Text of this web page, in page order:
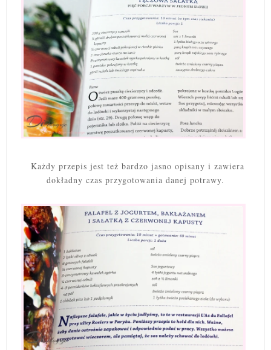
Każdy przepis jest też bardzo jasno opisany i zawiera
dokładny czas przygotowania danej potrawy.